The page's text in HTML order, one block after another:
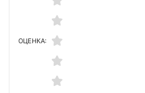
ОЦЕНКА: